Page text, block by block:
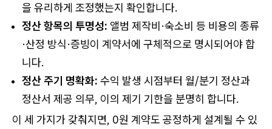
을 유리하게 조정했는지 확인합니다.
정산 항목의 투명성: 앨범 제작비·숙소비 등 비용의 종류
·산정 방식·증빙이 계약서에 구체적으로 명시되어야 합
니다.
정산 주기 명확화: 수익 발생 시점부터 월/분기 정산과
정산서 제공 의무, 이의 제기 기한을 분명히 합니다.
이 세 가지가 갖춰지면, 0원 계약도 공정하게 설계될 수 있